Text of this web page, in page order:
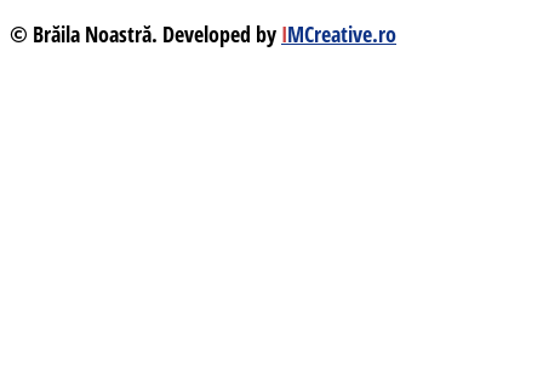
© Brăila Noastră. Developed by IMCreative.ro